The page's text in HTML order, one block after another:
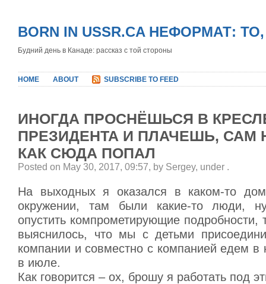
BORN IN USSR.CA НЕФОРМАТ:
Будний день в Канаде: рассказ с той стороны
HOME ABOUT SUBSCRIBE TO FEED
ИНОГДА ПРОСНЁШЬСЯ В
ПРЕЗИДЕНТА И ПЛАЧЕШЬ, САМ
КАК СЮДА ПОПАЛ
Posted on May 30, 2017, 09:57, by Sergey, under .
На выходных я оказался в каком-то
окружении, там были какие-то люди,
опустить компрометирующие подробности,
выяснилось, что мы с детьми
компании и совместно с компанией едем в
в июле.
Как говорится – ох, брошу я работать под